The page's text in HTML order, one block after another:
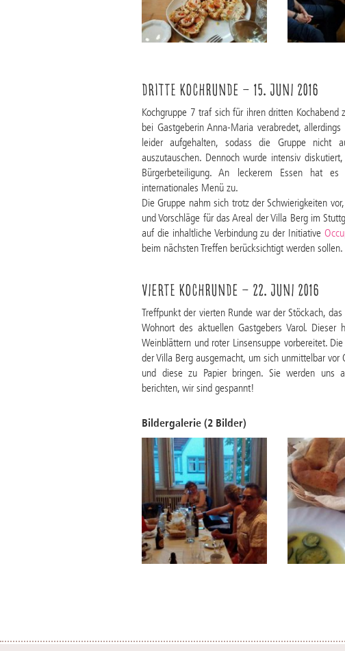
Dritte Kochrunde – 15. Juni 2016
Kochgruppe 7 traf sich für ihren dritten
bei Gastgeberin Anna-Maria verabredet,
leider aufgehalten, sodass die Gruppe nicht
auszutauschen. Dennoch wurde intensiv
Bürgerbeteiligung. An leckerem Essen hat
internationales Menü zu.
Die Gruppe nahm sich trotz der Schwierigkeiten
und Vorschläge für das Areal der Villa Berg im
auf die inhaltliche Verbindung zu der Initiative
beim nächsten Treffen berücksichtigt werden sollen.
Vierte Kochrunde – 22. Juni 2016
Treffpunkt der vierten Runde war der Stöckach,
Wohnort des aktuellen Gastgebers Varol.
Weinblättern und roter Linsensuppe vorbereitet.
der Villa Berg ausgemacht, um sich unmittelbar
und diese zu Papier bringen. Sie werden uns
berichten, wir sind gespannt!
Bildergalerie (2 Bilder)